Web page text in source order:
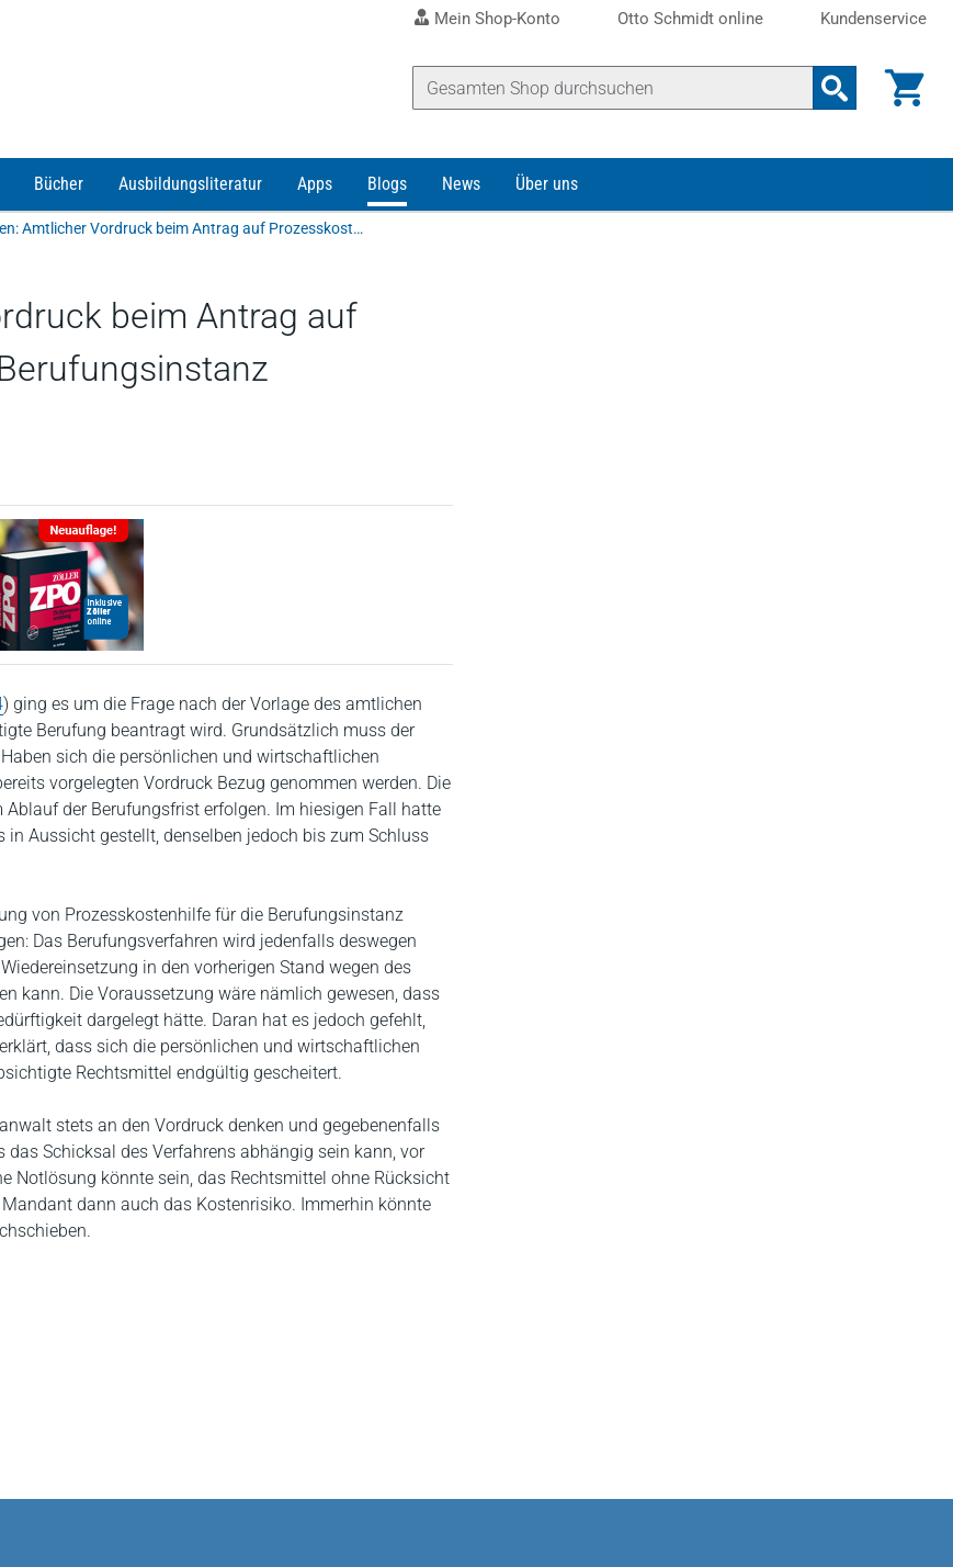
Mein Shop-Konto Otto Schmidt online Kundenservice
Bücher Ausbildungsliteratur Apps Blogs News Über uns
OLG Dresden: Amtlicher Vordruck beim Antrag auf Prozesskostenhilfe für die Berufungsinstanz
beim Antrag auf
) ging es um die Frage nach der Vorlage des amtlichen
Berufung beantragt wird. Grundsätzlich muss der
sich die persönlichen und wirtschaftlichen
vorgelegten Vordruck Bezug genommen werden. Die
der Berufungsfrist erfolgen. Im hiesigen Fall hatte
Aussicht gestellt, denselben jedoch bis zum Schluss
von Prozesskostenhilfe für die Berufungsinstanz
Das Berufungsverfahren wird jedenfalls deswegen
in den vorherigen Stand wegen des
kann. Die Voraussetzung wäre nämlich gewesen, dass
dargelegt hätte. Daran hat es jedoch gefehlt,
dass sich die persönlichen und wirtschaftlichen
Rechtsmittel endgültig gescheitert.
stets an den Vordruck denken und gegebenenfalls
Schicksal des Verfahrens abhängig sein kann, vor
Notlösung könnte sein, das Rechtsmittel ohne Rücksicht
dann auch das Kostenrisiko. Immerhin könnte